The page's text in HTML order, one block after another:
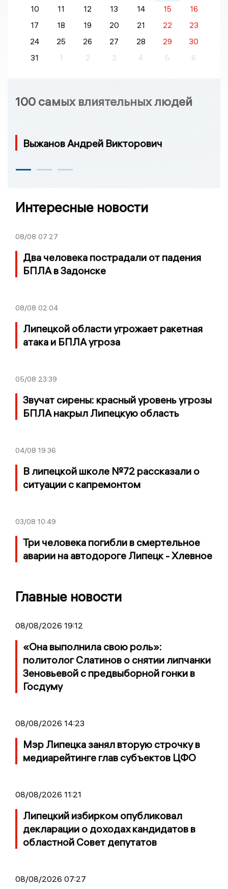
10 11 12 13 14 15
16
17
18 19 20 21 22
23
24
25 26 27 28 29
30
31
1 2 3 4 5 6
100 самых влиятельных людей
Выжанов Андрей Викторович
Интересные новости
08/08 07:27
Два человека пострадали от падения
БПЛА в Задонске
08/08 02:04
Липецкой области угрожает ракетная
атака и БПЛА угроза
05/08 23:39
Звучат сирены: красный уровень угрозы
БПЛА накрыл Липецкую область
04/08 19:36
В липецкой школе №72 рассказали о
ситуации с капремонтом
03/08 10:49
Три человека погибли в смертельное
аварии на автодороге Липецк - Хлевное
Главные новости
08/08/2026 19:12
«Она выполнила свою роль»:
политолог Слатинов о снятии липчанки
Зеновьевой с предвыборной гонки в
Госдуму
08/08/2026 14:23
Мэр Липецка занял вторую строчку в
медиарейтинге глав субъектов ЦФО
08/08/2026 11:21
Липецкий избирком опубликовал
декларации о доходах кандидатов в
областной Совет депутатов
08/08/2026 07:27